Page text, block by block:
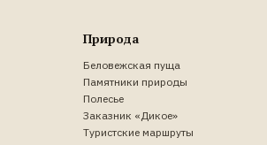
Природа
Беловежская пуща
Памятники природы
Полесье
Заказник «Дикое»
Туристские маршруты